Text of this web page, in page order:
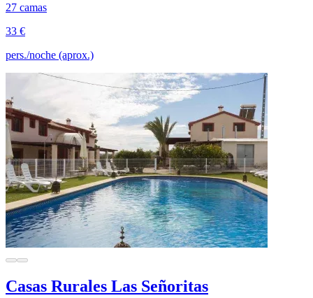
27 camas
33 €
pers./noche (aprox.)
Casas Rurales Las Señoritas